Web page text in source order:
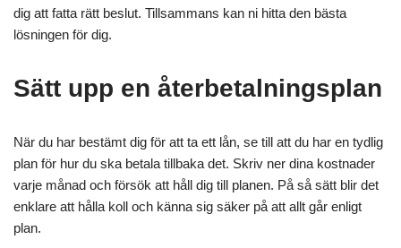
dig att fatta rätt beslut. Tillsammans kan ni hitta den bästa
lösningen för dig.
Sätt upp en återbetalningsplan
När du har bestämt dig för att ta ett lån, se till att du har en tydlig
plan för hur du ska betala tillbaka det. Skriv ner dina kostnader
varje månad och försök att håll dig till planen. På så sätt blir det
enklare att hålla koll och känna sig säker på att allt går enligt
plan.